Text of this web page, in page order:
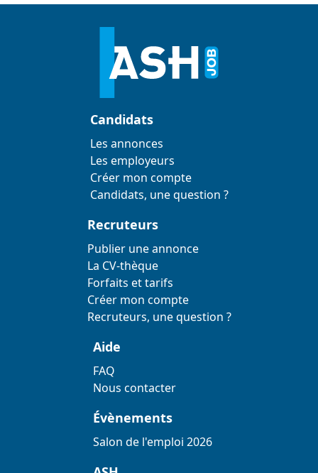
Candidats
Les annonces
Les employeurs
Créer mon compte
Candidats, une question ?
Recruteurs
Publier une annonce
La CV-thèque
Forfaits et tarifs
Créer mon compte
Recruteurs, une question ?
Aide
FAQ
Nous contacter
Évènements
Salon de l'emploi 2026